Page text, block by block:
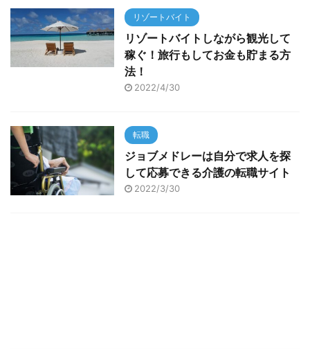
リゾートバイト
リゾートバイトしながら観光して
稼ぐ！旅行もしてお金も貯まる方
法！
2022/4/30
転職
ジョブメドレーは自分で求人を探
して応募できる介護の転職サイト
2022/3/30